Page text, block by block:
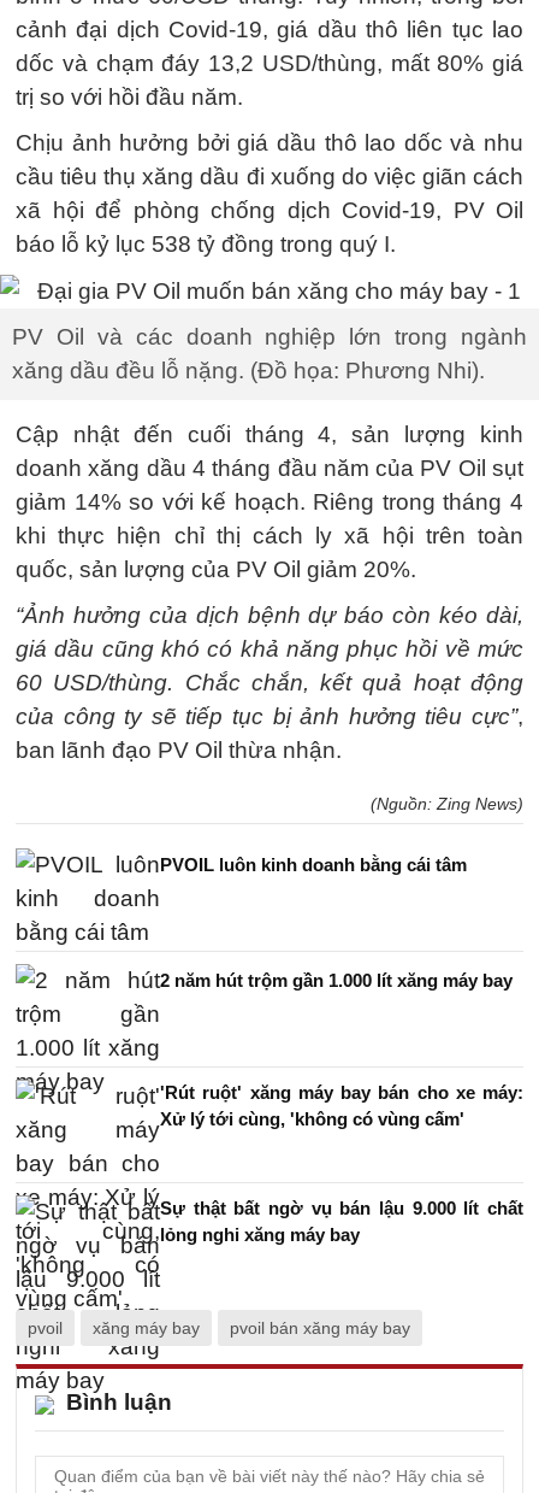
cảnh đại dịch Covid-19, giá dầu thô liên tục lao
dốc và chạm đáy 13,2 USD/thùng, mất 80% giá
trị so với hồi đầu năm.
Chịu ảnh hưởng bởi giá dầu thô lao dốc và nhu
cầu tiêu thụ xăng dầu đi xuống do việc giãn cách
xã hội để phòng chống dịch Covid-19, PV Oil
báo lỗ kỷ lục 538 tỷ đồng trong quý I.
PV Oil và các doanh nghiệp lớn trong ngành
xăng dầu đều lỗ nặng. (Đồ họa: Phương Nhi).
Cập nhật đến cuối tháng 4, sản lượng kinh
doanh xăng dầu 4 tháng đầu năm của PV Oil sụt
giảm 14% so với kế hoạch. Riêng trong tháng 4
khi thực hiện chỉ thị cách ly xã hội trên toàn
quốc, sản lượng của PV Oil giảm 20%.
“Ảnh hưởng của dịch bệnh dự báo còn kéo dài,
giá dầu cũng khó có khả năng phục hồi về mức
60 USD/thùng. Chắc chắn, kết quả hoạt động
của công ty sẽ tiếp tục bị ảnh hưởng tiêu cực”,
ban lãnh đạo PV Oil thừa nhận.
(Nguồn: Zing News)
PVOIL luôn kinh doanh bằng cái tâm
2 năm hút trộm gần 1.000 lít xăng máy bay
'Rút ruột' xăng máy bay bán cho xe máy:
Xử lý tới cùng, 'không có vùng cấm'
Sự thật bất ngờ vụ bán lậu 9.000 lít chất
lỏng nghi xăng máy bay
pvoil xăng máy bay pvoil bán xăng máy bay
Bình luận